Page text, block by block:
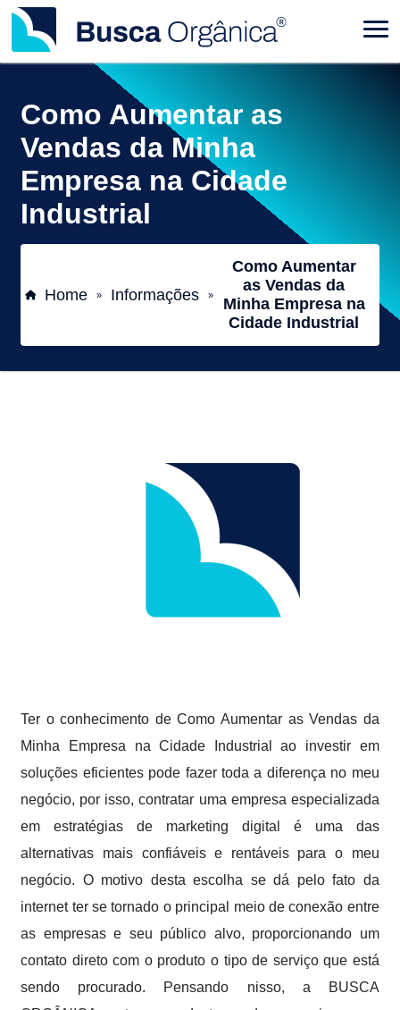
Como Aumentar as
Vendas da Minha
Empresa na Cidade
Industrial
Home » Informações »
Como Aumentar
as Vendas da
Minha Empresa na
Cidade Industrial
Ter o conhecimento de Como Aumentar as Vendas da
Minha Empresa na Cidade Industrial ao investir em
soluções eficientes pode fazer toda a diferença no meu
negócio, por isso, contratar uma empresa especializada
em estratégias de marketing digital é uma das
alternativas mais confiáveis e rentáveis para o meu
negócio. O motivo desta escolha se dá pelo fato da
internet ter se tornado o principal meio de conexão entre
as empresas e seu público alvo, proporcionando um
contato direto com o produto o tipo de serviço que está
sendo procurado. Pensando nisso, a BUSCA